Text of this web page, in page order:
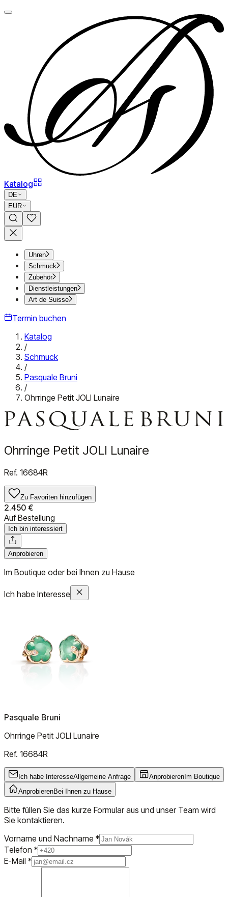
Katalog
DE
EUR
Uhren
Schmuck
Zubehör
Dienstleistungen
Art de Suisse
Termin buchen
Katalog
/
Schmuck
/
Pasquale Bruni
/
Ohrringe Petit JOLI Lunaire
Ohrringe Petit JOLI Lunaire
Ref. 16684R
Zu Favoriten hinzufügen
2.450 €
Auf Bestellung
Ich bin interessiert
Anprobieren
Im Boutique oder bei Ihnen zu Hause
Ich habe Interesse
Pasquale Bruni
Ohrringe Petit JOLI Lunaire
Ref. 16684R
Ich habe InteresseAllgemeine Anfrage Anprobieren Im Boutique
AnprobierenBei Ihnen zu Hause
Bitte füllen Sie das kurze Formular aus und unser Team wird
Sie kontaktieren.
Vorname und Nachname *
Telefon *
E-Mail *